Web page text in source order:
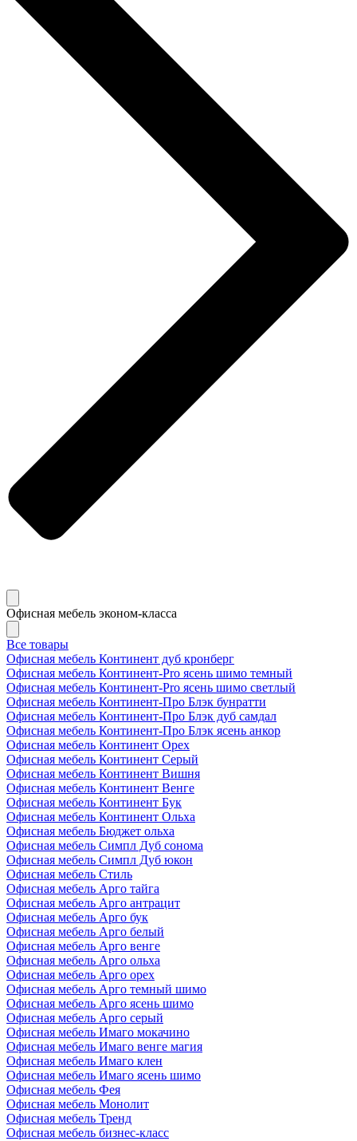
Офисная мебель эконом-класса
Все товары
Офисная мебель Континент дуб кронберг
Офисная мебель Континент-Pro ясень шимо темный
Офисная мебель Континент-Pro ясень шимо светлый
Офисная мебель Континент-Про Блэк бунратти
Офисная мебель Континент-Про Блэк дуб самдал
Офисная мебель Континент-Про Блэк ясень анкор
Офисная мебель Континент Орех
Офисная мебель Континент Серый
Офисная мебель Континент Вишня
Офисная мебель Континент Венге
Офисная мебель Континент Бук
Офисная мебель Континент Ольха
Офисная мебель Бюджет ольха
Офисная мебель Симпл Дуб сонома
Офисная мебель Симпл Дуб юкон
Офисная мебель Стиль
Офисная мебель Арго тайга
Офисная мебель Арго антрацит
Офисная мебель Арго бук
Офисная мебель Арго белый
Офисная мебель Арго венге
Офисная мебель Арго ольха
Офисная мебель Арго орех
Офисная мебель Арго темный шимо
Офисная мебель Арго ясень шимо
Офисная мебель Арго серый
Офисная мебель Имаго мокачино
Офисная мебель Имаго венге магия
Офисная мебель Имаго клен
Офисная мебель Имаго ясень шимо
Офисная мебель Фея
Офисная мебель Монолит
Офисная мебель Тренд
Офисная мебель бизнес-класс